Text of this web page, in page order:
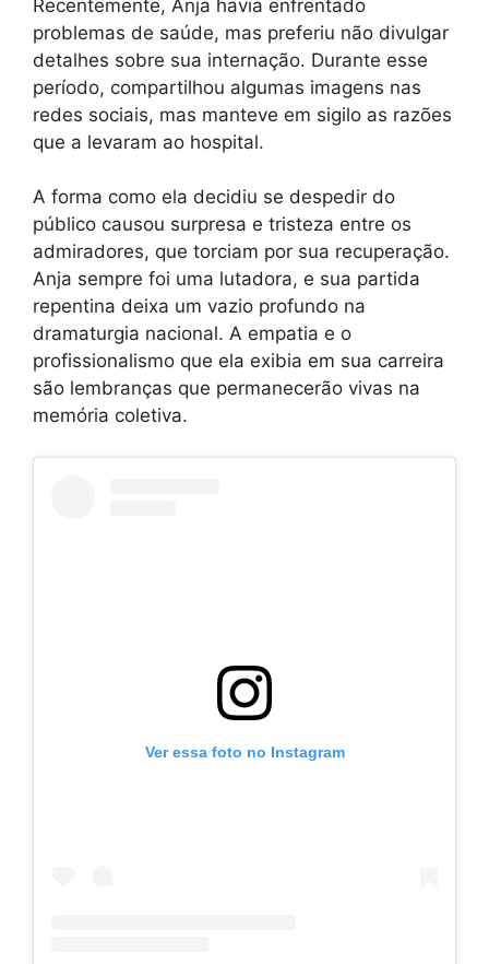
Recentemente, Anja havia enfrentado
problemas de saúde, mas preferiu não divulgar
detalhes sobre sua internação. Durante esse
período, compartilhou algumas imagens nas
redes sociais, mas manteve em sigilo as razões
que a levaram ao hospital.
A forma como ela decidiu se despedir do
público causou surpresa e tristeza entre os
admiradores, que torciam por sua recuperação.
Anja sempre foi uma lutadora, e sua partida
repentina deixa um vazio profundo na
dramaturgia nacional. A empatia e o
profissionalismo que ela exibia em sua carreira
são lembranças que permanecerão vivas na
memória coletiva.
Ver essa foto no Instagram